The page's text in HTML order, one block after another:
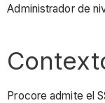
Administrador de
Procore admite el